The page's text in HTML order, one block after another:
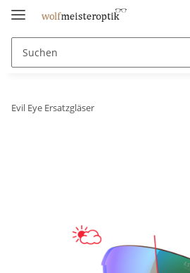
Evil Eye Ersatzgläser